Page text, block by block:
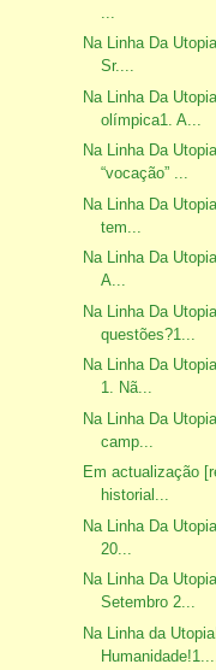
Na Linha Da
Sr....
Na Linha Da
olímpica1. A...
Na Linha Da
“vocação” ...
Na Linha Da
tem...
Na Linha Da
A...
Na Linha Da
questões?1...
Na Linha Da
1. Nã...
Na Linha Da
camp...
Em actualização
historial...
Na Linha Da
20...
Na Linha Da
Setembro 2...
Na Linha da
Humanidade!1....